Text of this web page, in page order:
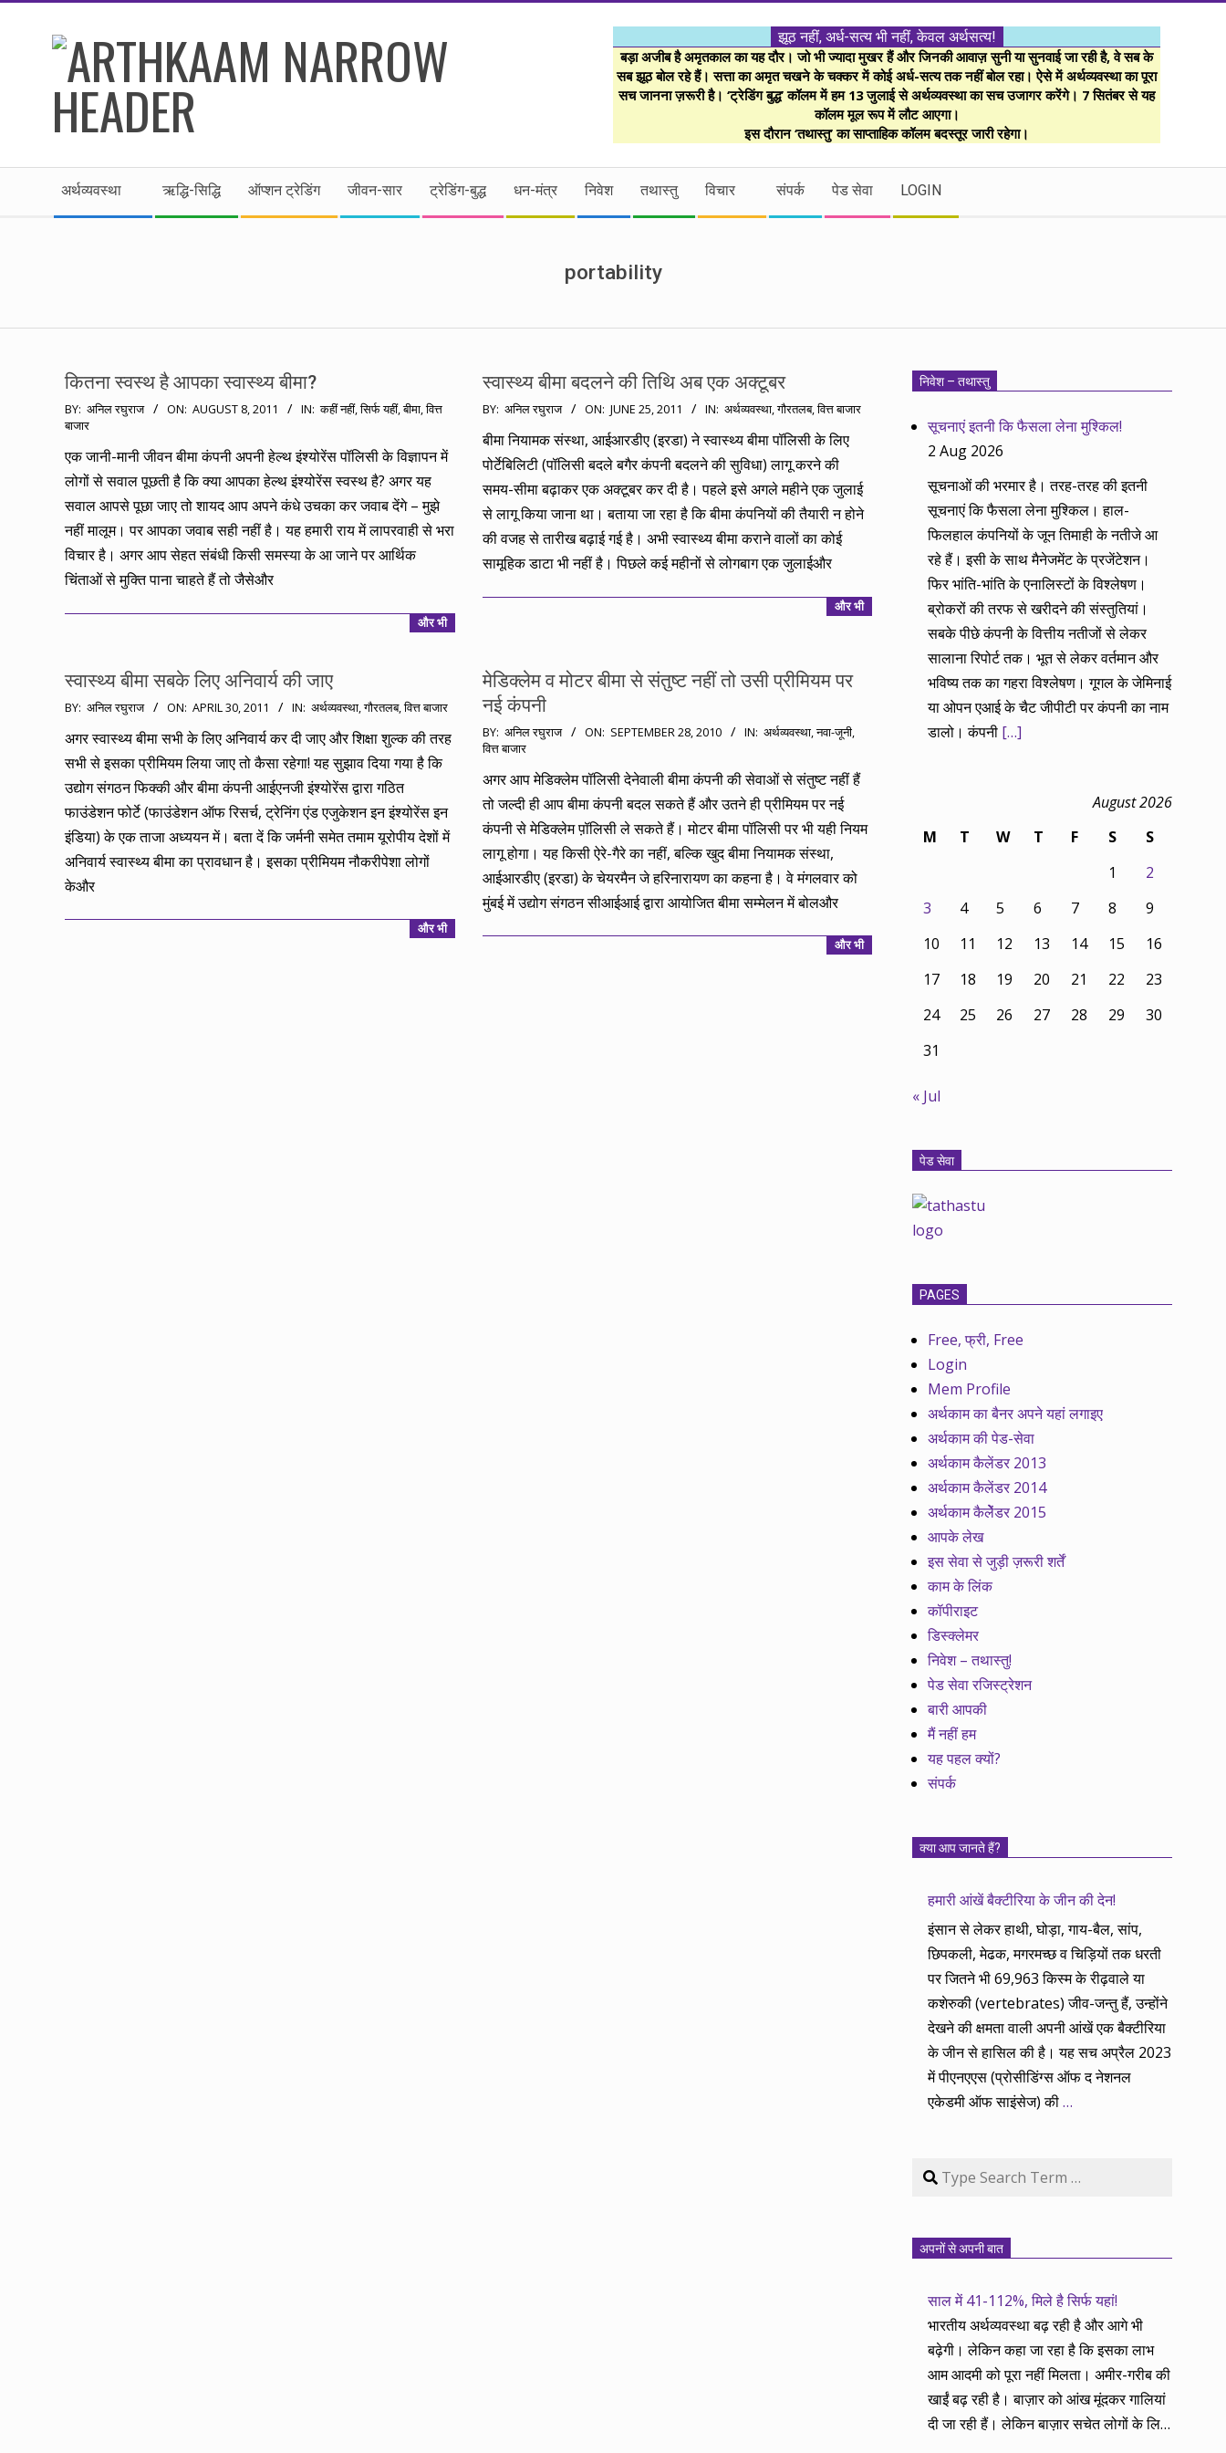
।।
अर्थकाम।।
FINANCIALLY
CLEVER!
झूठ नहीं, अर्ध-सत्य भी नहीं, केवल अर्थसत्य!
बड़ा अजीब है अमृतकाल का यह दौर। जो भी ज्यादा मुखर हैं और जिनकी आवाज़ सुनी या सुनवाई जा रही है, वे सब के
सब झूठ बोल रहे हैं। सत्ता का अमृत चखने के चक्कर में कोई अर्ध-सत्य तक नहीं बोल रहा। ऐसे में अर्थव्यवस्था का पूरा
सच जानना ज़रूरी है। ‘ट्रेडिंग बुद्ध’ कॉलम में हम 13 जुलाई से अर्थव्यवस्था का सच उजागर करेंगे। 7 सितंबर से यह
कॉलम मूल रूप में लौट आएगा।
इस दौरान ‘तथास्तु’ का साप्ताहिक कॉलम बदस्तूर जारी रहेगा।
Secondary
अर्थव्यवस्था ऋद्धि-सिद्धि ऑप्शन ट्रेडिंग जीवन-सार ट्रेडिंग-बुद्ध धन-मंत्र निवेश तथास्तु विचार संपर्क पेड सेवा LOGIN
portability
कितना स्वस्थ है आपका स्वास्थ्य बीमा?
2011-
08-
08
BY: अनिल रघुराज ON: AUGUST 8, 2011 IN: कहीं नहीं, सिर्फ यहीं,बीमा,वित्त
बाजार
एक जानी-मानी जीवन बीमा कंपनी अपनी हेल्थ इंश्योरेंस पॉलिसी के विज्ञापन में
लोगों से सवाल पूछती है कि क्या आपका हेल्थ इंश्योरेंस स्वस्थ है? अगर यह
सवाल आपसे पूछा जाए तो शायद आप अपने कंधे उचका कर जवाब देंगे – मुझे
नहीं मालूम। पर आपका जवाब सही नहीं है। यह हमारी राय में लापरवाही से भरा
विचार है। अगर आप सेहत संबंधी किसी समस्या के आ जाने पर आर्थिक
चिंताओं से मुक्ति पाना चाहते हैं तो जैसेऔर
और भी
स्वास्थ्य बीमा बदलने की तिथि अब एक अक्टूबर
2011-
06-
25
BY: अनिल रघुराज ON: JUNE 25, 2011 IN: अर्थव्यवस्था,गौरतलब,वित्त बाजार
बीमा नियामक संस्था, आईआरडीए (इरडा) ने स्वास्थ्य बीमा पॉलिसी के लिए
पोर्टेबिलिटी (पॉलिसी बदले बगैर कंपनी बदलने की सुविधा) लागू करने की
समय-सीमा बढ़ाकर एक अक्टूबर कर दी है। पहले इसे अगले महीने एक जुलाई
से लागू किया जाना था। बताया जा रहा है कि बीमा कंपनियों की तैयारी न होने
की वजह से तारीख बढ़ाई गई है। अभी स्वास्थ्य बीमा कराने वालों का कोई
सामूहिक डाटा भी नहीं है। पिछले कई महीनों से लोगबाग एक जुलाईऔर
और भी
स्वास्थ्य बीमा सबके लिए अनिवार्य की जाए
2011-
30
BY: अनिल रघुराज ON: APRIL 30, 2011 IN: अर्थव्यवस्था,गौरतलब,वित्त बाजार
अगर स्वास्थ्य बीमा सभी के लिए अनिवार्य कर दी जाए और शिक्षा शुल्क की तरह
सभी से इसका प्रीमियम लिया जाए तो कैसा रहेगा! यह सुझाव दिया गया है कि
उद्योग संगठन फिक्की और बीमा कंपनी आईएनजी इंश्योरेंस द्वारा गठित
फाउंडेशन फोर्टे (फाउंडेशन ऑफ रिसर्च, ट्रेनिंग एंड एजुकेशन इन इंश्योरेंस इन
इंडिया) के एक ताजा अध्ययन में। बता दें कि जर्मनी समेत तमाम यूरोपीय देशों में
अनिवार्य स्वास्थ्य बीमा का प्रावधान है। इसका प्रीमियम नौकरीपेशा लोगों
केऔर
और भी
मेडिक्लेम व मोटर बीमा से संतुष्ट नहीं तो उसी प्रीमियम पर
नई कंपनी
2010-
09-
28
BY: अनिल रघुराज ON: SEPTEMBER 28, 2010 IN: अर्थव्यवस्था,नवा-जूनी,
वित्त बाजार
अगर आप मेडिक्लेम पॉलिसी देनेवाली बीमा कंपनी की सेवाओं से संतुष्ट नहीं हैं
तो जल्दी ही आप बीमा कंपनी बदल सकते हैं और उतने ही प्रीमियम पर नई
कंपनी से मेडिक्लेम प़ॉलिसी ले सकते हैं। मोटर बीमा पॉलिसी पर भी यही नियम
लागू होगा। यह किसी ऐरे-गैरे का नहीं, बल्कि खुद बीमा नियामक संस्था,
आईआरडीए (इरडा) के चेयरमैन जे हरिनारायण का कहना है। वे मंगलवार को
मुंबई में उद्योग संगठन सीआईआई द्वारा आयोजित बीमा सम्मेलन में बोलऔर
और भी
निवेश – तथास्तु
सूचनाएं इतनी कि फैसला लेना मुश्किल!
2 Aug 2026
सूचनाओं की भरमार है। तरह-तरह की इतनी
सूचनाएं कि फैसला लेना मुश्किल। हाल-
फिलहाल कंपनियों के जून तिमाही के नतीजे आ
रहे हैं। इसी के साथ मैनेजमेंट के प्रजेंटेशन।
फिर भांति-भांति के एनालिस्टों के विश्लेषण।
ब्रोकरों की तरफ से खरीदने की संस्तुतियां।
सबके पीछे कंपनी के वित्तीय नतीजों से लेकर
सालाना रिपोर्ट तक। भूत से लेकर वर्तमान और
भविष्य तक का गहरा विश्लेषण। गूगल के जेमिनाई
या ओपन एआई के चैट जीपीटी पर कंपनी का नाम
डालो। कंपनी […]
August 2026
M
T W T F S
S
1
2
3
4 5 6 7 8
9
10
11 12 13 14 15
16
17
18 19 20 21 22
23
24
25 26 27 28 29
30
31
« Jul
पेड सेवा
PAGES
Free, फ्री, Free
Login
Mem Profile
अर्थकाम का बैनर अपने यहां लगाइए
अर्थकाम की पेड-सेवा
अर्थकाम कैलेंडर 2013
अर्थकाम कैलेंडर 2014
अर्थकाम कैलेेंडर 2015
आपके लेख
इस सेवा से जुड़ी ज़रूरी शर्तें
काम के लिंक
कॉपीराइट
डिस्क्लेमर
निवेश – तथास्तु!
पेड सेवा रजिस्ट्रेशन
बारी आपकी
मैं नहीं हम
यह पहल क्यों?
संपर्क
क्या आप जानते हैं?
हमारी आंखें बैक्टीरिया के जीन की देन!
इंसान से लेकर हाथी, घोड़ा, गाय-बैल, सांप,
छिपकली, मेढक, मगरमच्छ व चिड़ियों तक धरती
पर जितने भी 69,963 किस्म के रीढ़वाले या
कशेरुकी (vertebrates) जीव-जन्तु हैं, उन्होंने
देखने की क्षमता वाली अपनी आंखें एक बैक्टीरिया
के जीन से हासिल की है। यह सच अप्रैल 2023
में पीएनएएस (प्रोसीडिंग्स ऑफ द नेशनल
एकेडमी ऑफ साइंसेज) की…
Search
अपनों से अपनी बात
साल में 41-112%, मिले है सिर्फ यहां!
भारतीय अर्थव्यवस्था बढ़ रही है और आगे भी
बढ़ेगी। लेकिन कहा जा रहा है कि इसका लाभ
आम आदमी को पूरा नहीं मिलता। अमीर-गरीब की
खाईं बढ़ रही है। बाज़ार को आंख मूंदकर गालियां
दी जा रही हैं। लेकिन बाज़ार सचेत लोगों के लिए